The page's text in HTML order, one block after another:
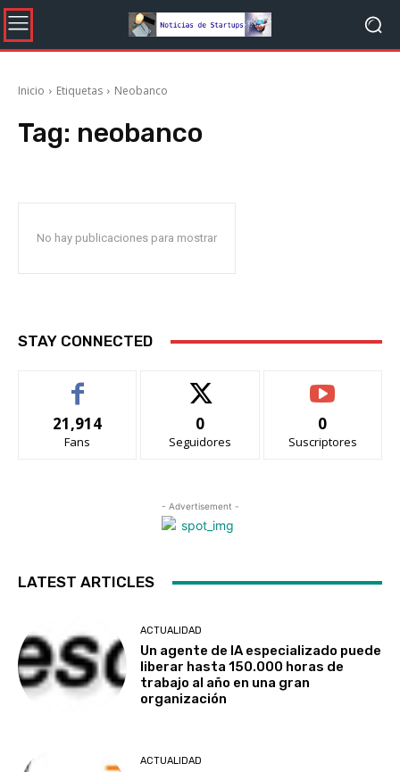
Inicio Etiquetas Neobanco
Tag: neobanco
No hay publicaciones para mostrar
STAY CONNECTED
21,914
Fans
0
Seguidores
0
Suscriptores
- Advertisement -
LATEST ARTICLES
ACTUALIDAD
Un agente de IA especializado puede
liberar hasta 150.000 horas de
trabajo al año en una gran
organización
ACTUALIDAD